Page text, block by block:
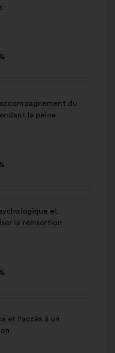
du
la peine
et
la réinsertion
et l'accès à un